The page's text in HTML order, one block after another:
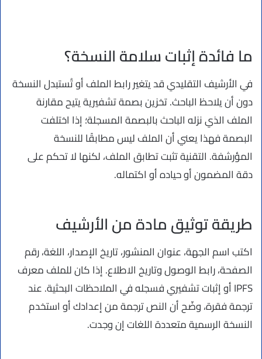
ما فائدة إثبات سلامة النسخة؟
في الأرشيف التقليدي قد يتغير رابط الملف أو تُستبدل النسخة
دون أن يلاحظ الباحث. تخزين بصمة تشفيرية يتيح مقارنة
الملف الذي نزله الباحث بالبصمة المسجلة؛ إذا اختلفت
البصمة فهذا يعني أن الملف ليس مطابقًا للنسخة
المؤرشفة. التقنية تثبت تطابق الملف، لكنها لا تحكم على
دقة المضمون أو حياده أو اكتماله.
طريقة توثيق مادة من الأرشيف
اكتب اسم الجهة، عنوان المنشور، تاريخ الإصدار، اللغة، رقم
الصفحة، رابط الوصول وتاريخ الاطلاع. إذا كان للملف معرف
IPFS أو إثبات تشفيري فسجله في الملاحظات البحثية. عند
ترجمة فقرة، وضّح أن النص ترجمة من إعدادك أو استخدم
النسخة الرسمية متعددة اللغات إن وجدت.